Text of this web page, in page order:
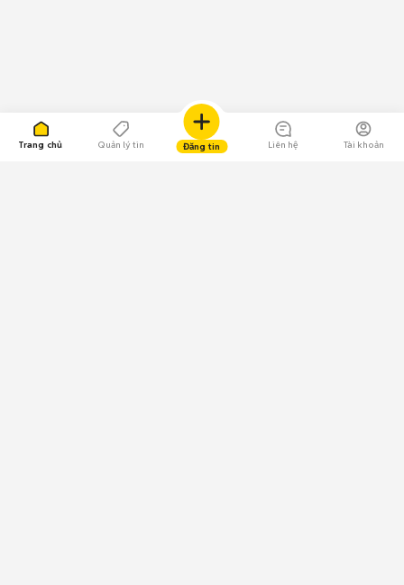
Trang chủ Quản lý tin Đăng tin Liên hệ Tài khoản